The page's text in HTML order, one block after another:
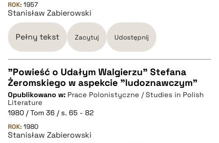
pobierz cytat
ROK: 1957
Stanisław Zabierowski
Pełny tekst Zacytuj Udostępnij
CZYSTY TEKST
pobierz cytat
"Powieść o Udałym Walgierzu" Stefana
Żeromskiego w aspekcie "ludoznawczym"
Opublikowano w: Prace Polonistyczne / Studies in Polish
Literature
1980 / Tom 36 / s. 65 - 82
ROK: 1980
Stanisław Zabierowski